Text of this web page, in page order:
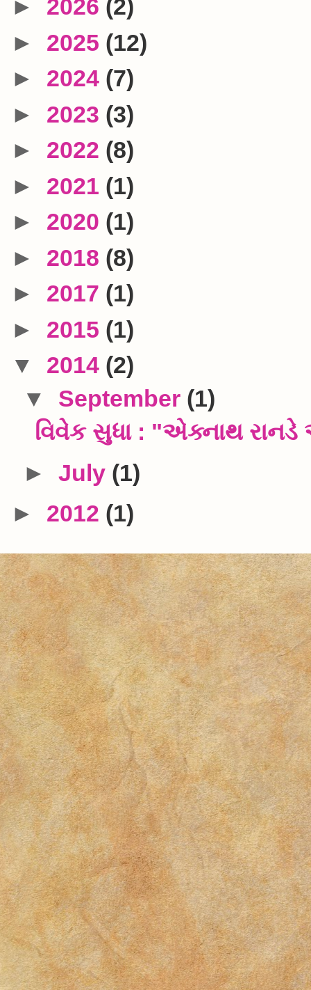
► 2026 (2)
► 2025 (12)
► 2024 (7)
► 2023 (3)
► 2022 (8)
► 2021 (1)
► 2020 (1)
► 2018 (8)
► 2017 (1)
► 2015 (1)
▼ 2014 (2)
▼ September (1)
વિવેક સુધા : "એક્નાથ
► July (1)
► 2012 (1)